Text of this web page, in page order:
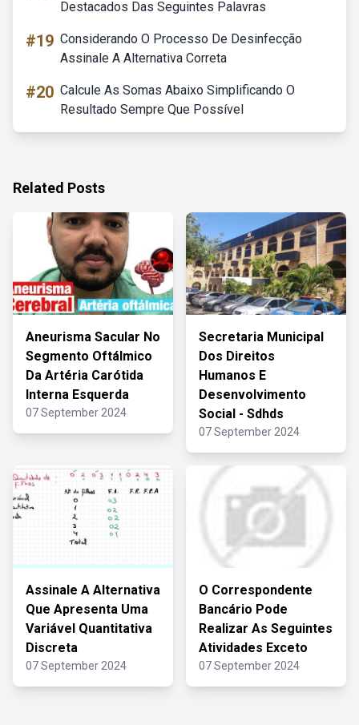
Destacados Das Seguintes Palavras
#19 Considerando O Processo De Desinfecção
Assinale A Alternativa Correta
#20 Calcule As Somas Abaixo Simplificando O
Resultado Sempre Que Possível
Related Posts
Aneurisma Sacular No
Segmento Oftálmico
Da Artéria Carótida
Interna Esquerda
07 September 2024
Secretaria Municipal
Dos Direitos
Humanos E
Desenvolvimento
Social - Sdhds
07 September 2024
Assinale A Alternativa
Que Apresenta Uma
Variável Quantitativa
Discreta
07 September 2024
O Correspondente
Bancário Pode
Realizar As Seguintes
Atividades Exceto
07 September 2024